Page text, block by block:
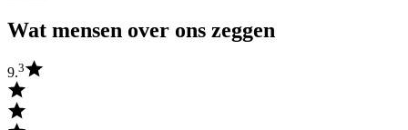
Wat mensen over ons zeggen
9.3